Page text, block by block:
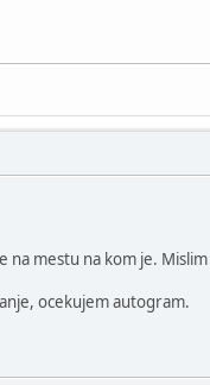
na mestu na kom je.
ocekujem autogram.